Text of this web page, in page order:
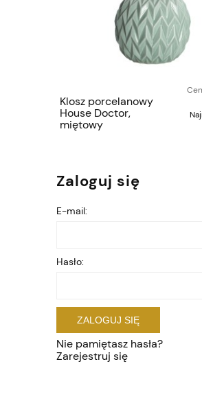
Klosz porcelanowy
House Doctor,
miętowy
Zaloguj się
E-mail:
Hasło:
ZALOGUJ SIĘ
Nie pamiętasz hasła?
Zarejestruj się